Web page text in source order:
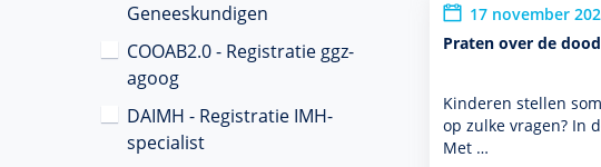
Geneeskundigen
COOAB2.0 - Registratie ggz-
agoog
DAIMH - Registratie IMH-
specialist
17 november
Praten over de
Kinderen stellen
op zulke vragen? In
Met …